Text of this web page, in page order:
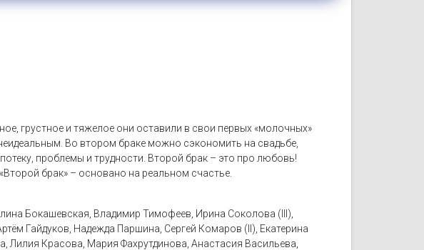
грустное и тяжелое они оставили в свои первых «молочных»
Во втором браке можно сэкономить на свадьбе,
проблемы и трудности. Второй брак – это про любовь!
брак» – основано на реальном счастье.
Бокашевская, Владимир Тимофеев, Ирина Соколова (III),
Гайдуков, Надежда Паршина, Сергей Комаров (II), Екатерина
Красова, Мария Фахрутдинова, Анастасия Васильева,